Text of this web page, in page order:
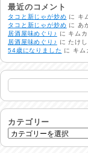
2026/07/31
24時間体
2026/07/30
命を守る
2026/07/29
土用丑の
反省会♪
最近のコメント
タコと新じゃが炒め に キ
タコと新じゃが炒め に あ
居酒屋味めぐり♪
に キム
居酒屋味めぐり♪
にたけ
54歳になりました に キム
カテゴリー